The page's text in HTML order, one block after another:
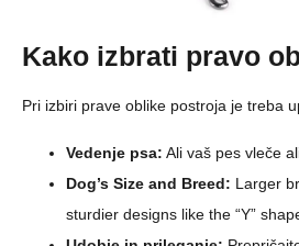
Kako izbrati pravo
Pri izbiri prave oblike postroja je treba
Vedenje psa: Ali vaš pes vleče
Dog’s Size and Breed: Larger
sturdier designs like the “Y”